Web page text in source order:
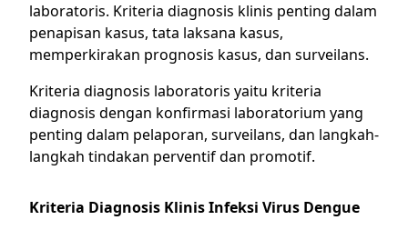
laboratoris. Kriteria diagnosis klinis penting dalam
penapisan kasus, tata laksana kasus,
memperkirakan prognosis kasus, dan surveilans.
Kriteria diagnosis laboratoris yaitu kriteria
diagnosis dengan konfirmasi laboratorium yang
penting dalam pelaporan, surveilans, dan langkah-
langkah tindakan perventif dan promotif.
Kriteria Diagnosis Klinis Infeksi Virus Dengue